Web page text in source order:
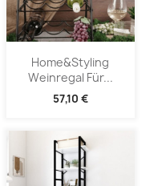
Home&Styling
Weinregal Für...
57,10 €